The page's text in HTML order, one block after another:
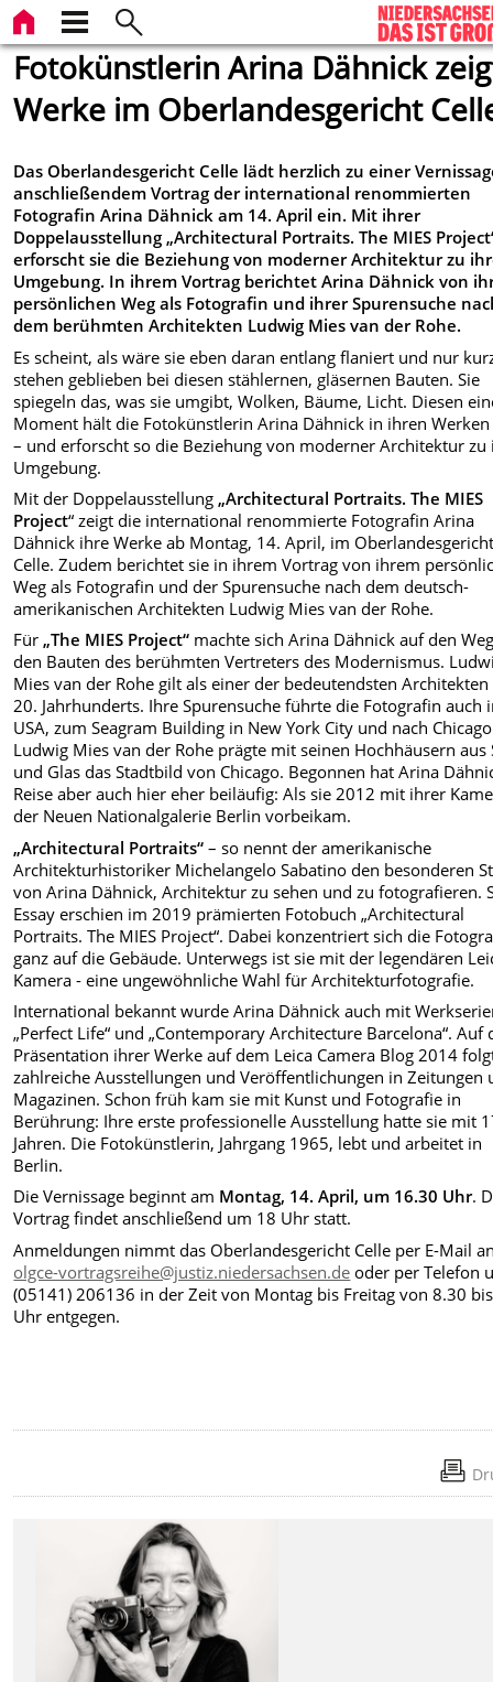
Fotokünstlerin Arina Dähnick
Werke im Oberlandesgericht
Das Oberlandesgericht Celle lädt herzlich zu einer
anschließendem Vortrag der international renommierten
Fotografin Arina Dähnick am 14. April ein. Mit ihrer
Doppelausstellung „Architectural Portraits. The MIES
erforscht sie die Beziehung von moderner Architektur zu
Umgebung. In ihrem Vortrag berichtet Arina Dähnick von
persönlichen Weg als Fotografin und ihrer Spurensuche
dem berühmten Architekten Ludwig Mies van der Rohe.
Es scheint, als wäre sie eben daran entlang flaniert und nur
stehen geblieben bei diesen stählernen, gläsernen Bauten. Sie
spiegeln das, was sie umgibt, Wolken, Bäume, Licht. Diesen
Moment hält die Fotokünstlerin Arina Dähnick in ihren
– und erforscht so die Beziehung von moderner Architektur zu
Umgebung.
Mit der Doppelausstellung „Architectural Portraits. The MIES
Project“ zeigt die international renommierte Fotografin Arina
Dähnick ihre Werke ab Montag, 14. April, im
Celle. Zudem berichtet sie in ihrem Vortragvon ihrem
Weg als Fotografin und der Spurensuche nach dem deutsch-
amerikanischen Architekten Ludwig Mies van der Rohe.
Für„The MIES Project“ machte sich Arina Dähnick auf den
den Bauten des berühmten Vertreters des Modernismus.
Mies van der Rohe gilt als einer der bedeutendsten Architekten
20. Jahrhunderts. Ihre Spurensuche führte die Fotografin auch
USA, zum Seagram Building in New York City und nach
Ludwig Mies van der Rohe prägte mit seinen Hochhäusern aus
und Glas das Stadtbild von Chicago. Begonnen hat Arina
Reise aber auch hier eher beiläufig: Als sie 2012 mit ihrer
der Neuen Nationalgalerie Berlin vorbeikam.
„Architectural Portraits“ – so nennt der amerikanische
Architekturhistoriker Michelangelo Sabatino den besonderen
von Arina Dähnick, Architektur zu sehen und zu fotografieren.
Essay erschien im 2019 prämierten Fotobuch „Architectural
Portraits. The MIES Project“. Dabei konzentriert sich die
ganz auf die Gebäude. Unterwegs ist sie mit der legendären
Kamera - eine ungewöhnliche Wahl für Architekturfotografie.
International bekannt wurde Arina Dähnick auch mit
„Perfect Life“ und „Contemporary Architecture Barcelona“. Auf
Präsentation ihrer Werke auf dem Leica Camera Blog 2014
zahlreiche Ausstellungen und Veröffentlichungen in Zeitungen
Magazinen. Schon früh kam sie mit Kunst und Fotografie in
Berührung: Ihre erste professionelle Ausstellung hatte sie mit
Jahren. Die Fotokünstlerin, Jahrgang 1965, lebt und arbeitet in
Berlin.
Die Vernissage beginnt am Montag, 14. April, um 16.30 Uhr.
Vortrag findet anschließend um 18 Uhr statt.
Anmeldungen nimmt das Oberlandesgericht Celle per E-Mail
olgce-vortragsreihe@justiz.niedersachsen.de oder per Telefon
(05141) 206136 in der Zeit von Montag bis Freitag von 8.30
Uhr entgegen.